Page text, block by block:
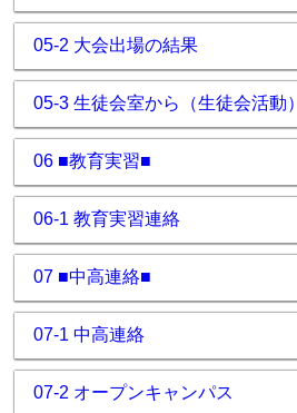
05-2 大会出場の結果
05-3 生徒会室から（生徒会活動）
06 ■教育実習■
06-1 教育実習連絡
07 ■中高連絡■
07-1 中高連絡
07-2 オープンキャンパス